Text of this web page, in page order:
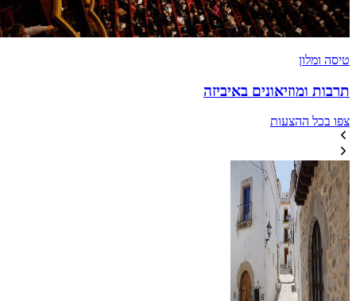
טיסה ומלון
תרבות ומוזיאונים באיביזה
צפו בכל ההצעות